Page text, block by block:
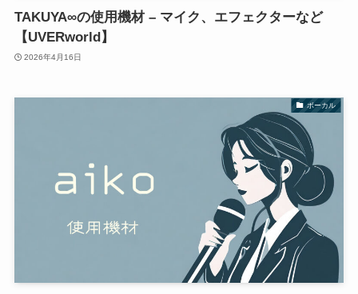
TAKUYA∞の使用機材 – マイク、エフェクターなど
【UVERworld】
2026年4月16日
ボーカル